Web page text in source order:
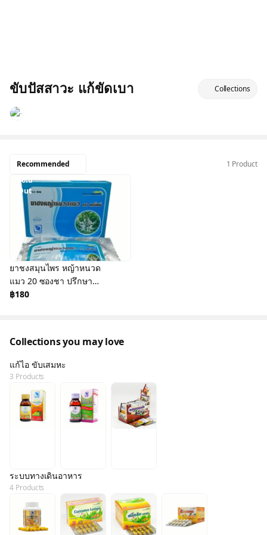
ขับปัสสาวะ แก้ขัดเบา Collections
Recommended
1 Product
Sold
Out
ยาชงสมุนไพร หญ้าหนวด
แมว 20 ซองชา ปรึกษา
เภสัชกร
฿180
Collections you may love
แก้ไอ ขับเสมหะ
3 Products
ระบบทางเดินอาหาร
4 Products